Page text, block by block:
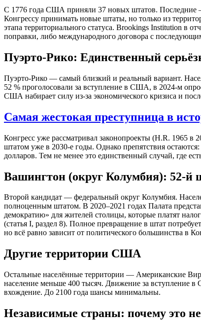
С 1776 года США приняли 37 новых штатов. Последние
Конгрессу принимать новые штаты, но только из
этапа территориального статуса. Brookings Institution в
поправки, либо международного договора с
Пуэрто-Рико: Единственный
Пуэрто-Рико — самый близкий и реальный вариант.
52 % проголосовали за вступление в США, в 2024-м
США набирает силу из-за экономического кризиса и
Самая жестокая преступница в
Конгресс уже рассматривал законопроекты (H.R. 1965
штатом уже в 2030-е годы. Однако препятствия
долларов. Тем не менее это единственный случай, где
Вашингтон (округ Колумбия): 52-й
Второй кандидат — федеральный округ Колумбия.
полноценным штатом. В 2020–2021 годах Палата
демократию» для жителей столицы, которые платят
(статья I, раздел 8). Полное превращение в штат
но всё равно зависит от политического большинства в
Другие территории США
Остальные населённые территории — Американские
население меньше 400 тысяч. Движение за вступление в
вхождение. До 2100 года шансы минимальны.
Независимые страны: почему это